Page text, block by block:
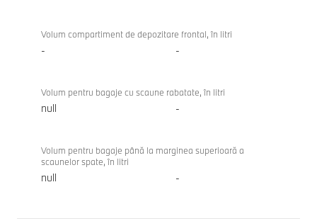
Volum compartiment de depozitare frontal, în litri
- -
Volum pentru bagaje cu scaune rabatate, în litri
null -
Volum pentru bagaje până la marginea superioară a
scaunelor spate, în litri
null -